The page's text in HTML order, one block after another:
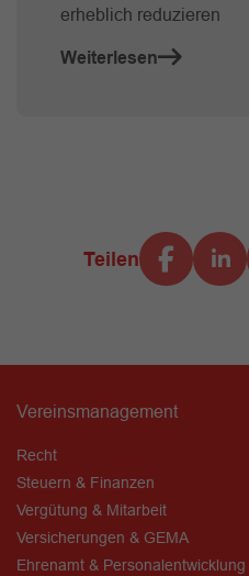
erheblich reduzieren
Weiterlesen
Teilen
Vereinsmanagement
Recht
Steuern & Finanzen
Vergütung & Mitarbeit
Versicherungen & GEMA
Ehrenamt & Personalentwicklung